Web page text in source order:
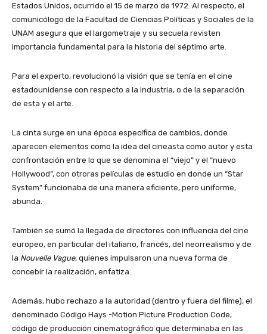
Estados Unidos, ocurrido el 15 de marzo de 1972. Al respecto, el
comunicólogo de la Facultad de Ciencias Políticas y Sociales de la
UNAM asegura que el largometraje y su secuela revisten
importancia fundamental para la historia del séptimo arte.
Para el experto, revolucionó la visión que se tenía en el cine
estadounidense con respecto a la industria, o de la separación
de esta y el arte.
La cinta surge en una época específica de cambios, donde
aparecen elementos como la idea del cineasta como autor y esta
confrontación entre lo que se denomina el “viejo” y el “nuevo
Hollywood”, con otroras películas de estudio en donde un “Star
System” funcionaba de una manera eficiente, pero uniforme,
abunda.
También se sumó la llegada de directores con influencia del cine
europeo, en particular del italiano, francés, del neorrealismo y de
la Nouvelle Vague, quienes impulsaron una nueva forma de
concebir la realización, enfatiza.
Además, hubo rechazo a la autoridad (dentro y fuera del filme), el
denominado Código Hays -Motion Picture Production Code,
código de producción cinematográfico que determinaba en las